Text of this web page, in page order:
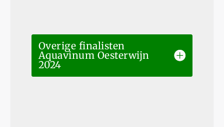
Overige finalisten
Aquavinum Oesterwijn
2024